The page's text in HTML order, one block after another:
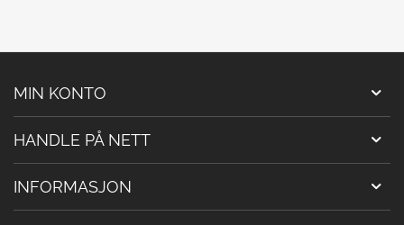
MIN KONTO
HANDLE PÅ NETT
INFORMASJON